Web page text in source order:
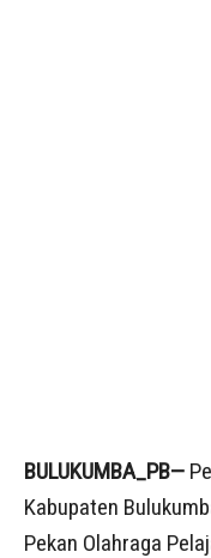
BULUKUMBA_PB—
Kabupaten
Pekan Olahraga